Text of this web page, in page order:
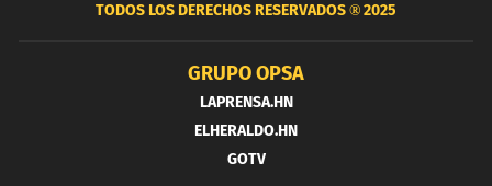
TODOS LOS DERECHOS RESERVADOS ®2025
GRUPO OPSA
LAPRENSA.HN
ELHERALDO.HN
GOTV